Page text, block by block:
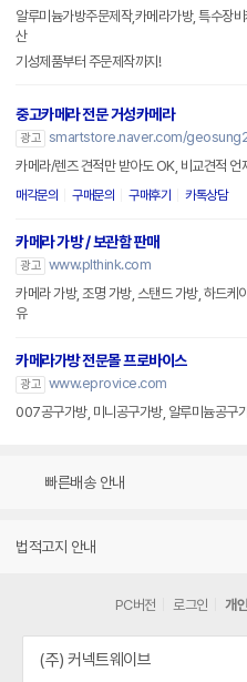
알루미늄가방주문제작,카메라가방, 특수장
산
기성제품부터 주문제작까지!
중고카메라 전문 거성카메라
광고 smartstore.naver.com/
카메라/렌즈 견적만 받아도 OK, 비교견적 언
매각문의 구매문의 구매후기 카톡상담
카메라 가방 / 보관함 판매
광고 www.plthink.com
카메라 가방, 조명 가방, 스탠드 가방, 하드케
유
카메라가방 전문몰 프로바이스
광고 www.eprovice.com
007공구가방, 미니공구가방, 알루미늄공구
빠른배송 안내
법적고지 안내
PC버전 로그인 개
(주) 커넥트웨이브